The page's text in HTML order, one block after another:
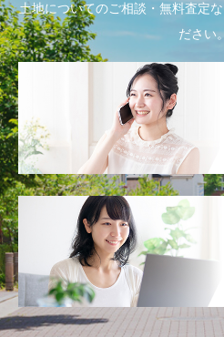
土地についてのご相談・無料査定
ださい